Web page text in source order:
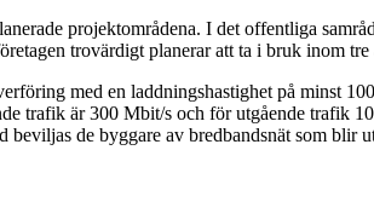
projektområdena. I det offentliga
trovärdigt planerar att ta i bruk inom tre
med en laddningshastighet på minst
trafik är 300 Mbit/s och för utgående trafik
de byggare av bredbandsnät som blir